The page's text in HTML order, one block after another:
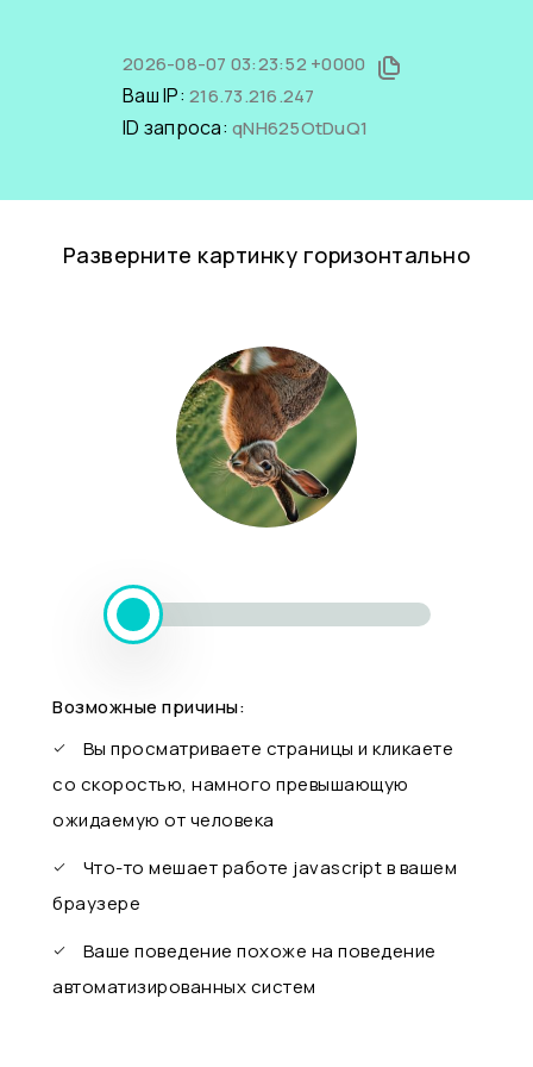
2026-08-07 03:23:52 +0000
Ваш IP: 216.73.216.247
ID запроса: qNH625OtDuQ1
Разверните картинку горизонтально
Возможные причины:
Вы просматриваете страницы и кликаете
со скоростью, намного превышающую
ожидаемую от человека
Что-то мешает работе javascript в вашем
браузере
Ваше поведение похоже на поведение
автоматизированных систем